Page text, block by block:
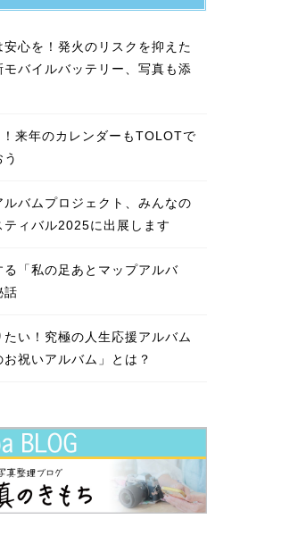
安心を！発火のリスクを抑えた
モバイルバッテリー、写真も添
来年のカレンダーもTOLOTで
ルバムプロジェクト、みんなの
ティバル2025に出展します
る「私の足あとマップアルバ
話
たい！究極の人生応援アルバム
お祝いアルバム」とは？